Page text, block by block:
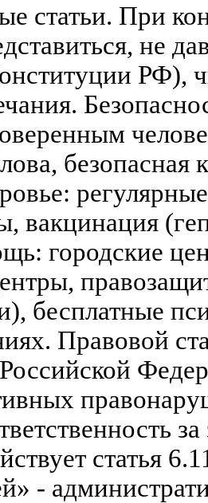
статьи. При
не
РФ),
безопасная
вакцинация
городские
бесплатные
Правовой
статья
-